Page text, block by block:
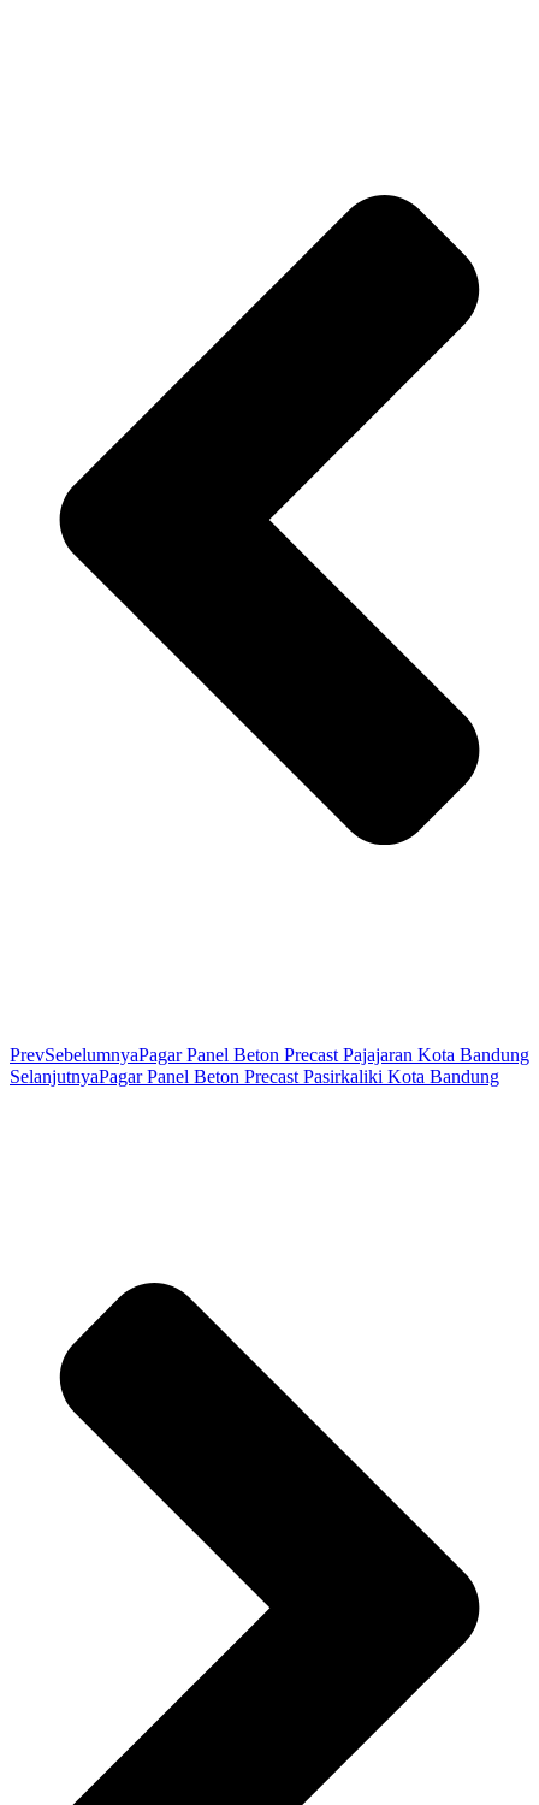
PrevSebelumnyaPagar Panel Beton Precast Pajajaran Kota Bandung
SelanjutnyaPagar Panel Beton Precast Pasirkaliki Kota Bandung